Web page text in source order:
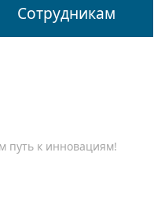
Сотрудникам
к инновациям!